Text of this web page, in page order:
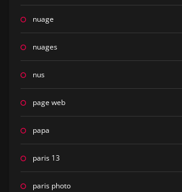
nuage
nuages
nus
page web
papa
paris 13
paris photo